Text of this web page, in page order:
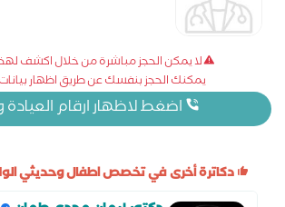
لا يمكن الحجز مباشرة من خلال اكشف
يمكنك الحجز بنفسك عن طريق اظهار بيانات
اضغط لاظهار ارقام العيادة
دكاترة أخرى في تخصص اطفال وحديثي